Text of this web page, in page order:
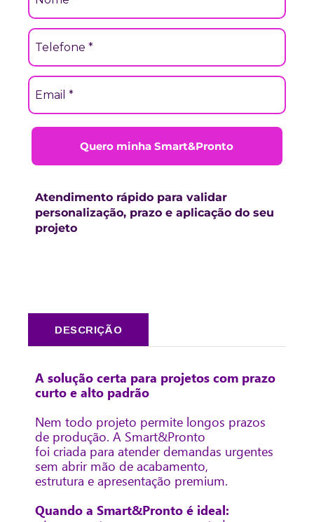
Quero minha Smart&Pronto
Atendimento rápido para validar
personalização, prazo e aplicação do seu
projeto
DESCRIÇÃO
A solução certa para projetos com prazo
curto e alto padrão
Nem todo projeto permite longos prazos
de produção. A Smart&Pronto
foi criada para atender demandas urgentes
sem abrir mão de acabamento,
estrutura e apresentação premium.
Quando a Smart&Pronto é ideal: